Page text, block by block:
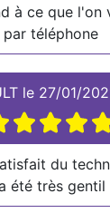
à ce que l'on
par téléphone
le 27/01/
du
été très gentil